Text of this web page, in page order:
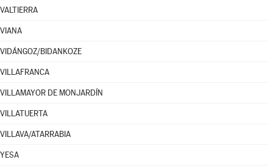
VALTIERRA
VIANA
VIDÁNGOZ/BIDANKOZE
VILLAFRANCA
VILLAMAYOR DE MONJARDÍN
VILLATUERTA
VILLAVA/ATARRABIA
YESA